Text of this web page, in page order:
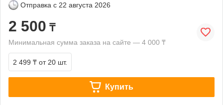
Отправка с 22 августа 2026
2 500 ₸
Минимальная сумма заказа на сайте — 4 000 ₸
2 499 ₸ от 20 шт.
Купить